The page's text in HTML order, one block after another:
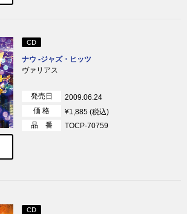
CD
ナウ ‐ジャズ・ヒッツ
ヴァリアス
発売日
2009.06.24
価 格
¥1,885 (税込)
品 番
TOCP-70759
CD